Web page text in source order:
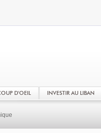
D'OEIL INVESTIR AU LIBAN